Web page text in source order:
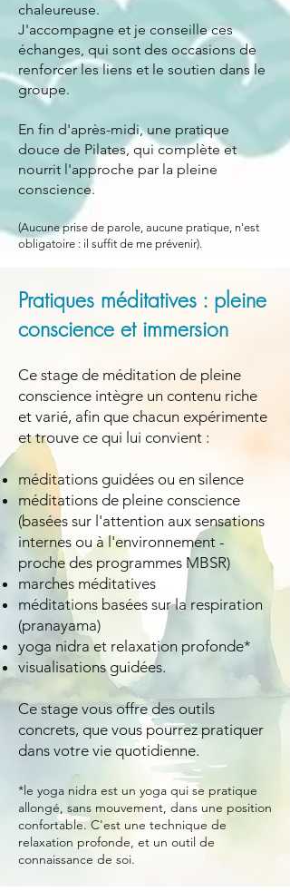
chaleureuse.
J'accompagne et je conseille ces
échanges, qui sont des occasions de
renforcer les liens et le soutien dans le
groupe.
En fin d'après-midi, une pratique
douce de Pilates, qui complète et
nourrit l'approche par la pleine
conscience.
(Aucune prise de parole, aucune pratique, n'est
obligatoire : il suffit de me prévenir).
Pratiques méditatives : pleine
conscience et immersion​
​Ce stage de méditation de pleine
conscience intègre un contenu riche
et varié, afin que chacun expérimente
et trouve ce qui lui convient :
méditations guidées ou en silence
méditations de pleine conscience
(basées sur l'attention aux sensations
internes ou à l'environnement -
proche des programmes MBSR)
marches méditatives
méditations basées sur la respiration
(pranayama)
yoga nidra et relaxation profonde*
visualisations guidées.
Ce stage vous offre des outils
concrets, que vous pourrez pratiquer
dans votre vie quotidienne.
*le yoga nidra est un yoga qui se pratique
allongé, sans mouvement, dans une position
confortable. C'est une technique de
relaxation profonde, et un outil de
connaissance de soi.